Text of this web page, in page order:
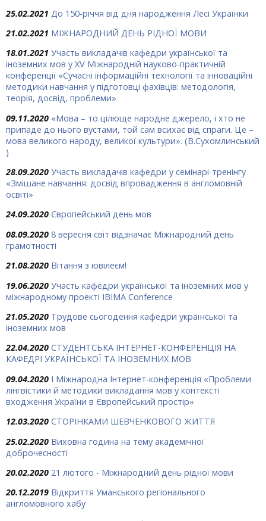
25.02.2021 До 150-річчя від дня народження Лесі Українки
21.02.2021 МІЖНАРОДНИЙ ДЕНЬ РІДНОЇ МОВИ
18.01.2021 Участь викладачів кафедри української та
іноземних мов у XV Міжнародній науково-практичній
конференції «Сучасні інформаційні технології та інноваційні
методики навчання у підготовці фахівців: методологія,
теорія, досвід, проблеми»
09.11.2020 «Мова – то цілюще народ­не джерело, і хто не
припаде до нього вустами, той сам всихає від спраги. Це –
мова великого народу, великої культури». (В.Сухомлинський
)
28.09.2020 Участь викладачів кафедри у семінарі-тренінгу
«Змішане навчання: досвід впровадження в англомовній
освіті»
24.09.2020 Європейський день мов
08.09.2020 8 вересня світ відзначає Міжнародний день
грамотності
21.08.2020 Вітання з ювілеєм!
19.06.2020 Участь кафедри української та іноземних мов у
міжнародному проекті IBIMA Conference
21.05.2020 Трудове сьогодення кафедри української та
іноземних мов
22.04.2020 СТУДЕНТСЬКА ІНТЕРНЕТ-КОНФЕРЕНЦІЯ НА
КАФЕДРІ УКРАЇНСЬКОЇ ТА ІНОЗЕМНИХ МОВ
09.04.2020 I Міжнародна Інтернет-конференція «Проблеми
лінгвістики й методики викладання мов у контексті
входження України в Європейський простір»
12.03.2020 СТОРІНКАМИ ШЕВЧЕНКОВОГО ЖИТТЯ
25.02.2020 Виховна година на тему академічної
доброчесності
20.02.2020 21 лютого - Міжнародний день рідної мови
20.12.2019 Відкриття Уманського регіонального
англомовного хабу